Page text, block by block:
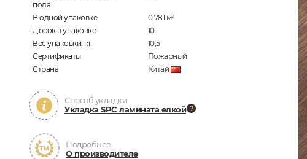
пола
В одной упаковке 0,781 м2
Досок в упаковке
10
Вес упаковки, кг
10,5
Сертификаты
Пожарный
Страна
Китай
Способ укладки
Укладка SPC ламината елкой
Подробнее
О производителе